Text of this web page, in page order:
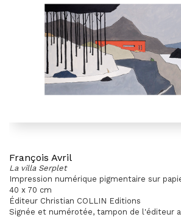
François Avril
La villa Serplet
Impression numérique pigmentaire sur
40 x 70 cm
Éditeur Christian COLLIN Editions
Signée et numérotée, tampon de l'éditeur